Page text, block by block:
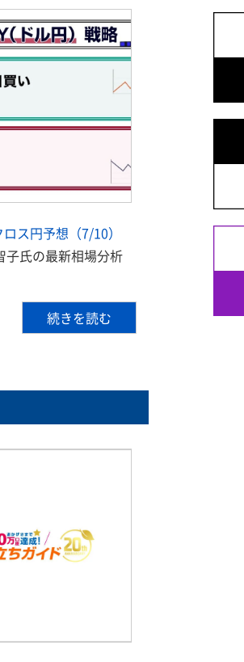
ス円予想（7/10）
子氏の最新相場分析
続きを読む